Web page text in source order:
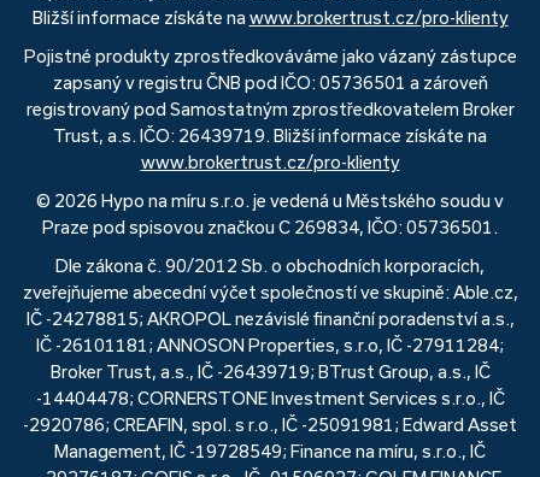
Bližší informace získáte na www.brokertrust.cz/pro-klienty
Pojistné produkty zprostředkováváme jako vázaný zástupce
zapsaný v registru ČNB pod IČO: 05736501 a zároveň
registrovaný pod Samostatným zprostředkovatelem Broker
Trust, a.s. IČO: 26439719. Bližší informace získáte na
www.brokertrust.cz/pro-klienty
© 2026 Hypo na míru s.r.o. je vedená u Městského soudu v
Praze pod spisovou značkou C 269834, IČO: 05736501.
Dle zákona č. 90/2012 Sb. o obchodních korporacích,
zveřejňujeme abecední výčet společností ve skupině: Able.cz,
IČ -24278815; AKROPOL nezávislé finanční poradenství a.s.,
IČ -26101181; ANNOSON Properties, s.r.o, IČ -27911284;
Broker Trust, a.s., IČ -26439719; BTrust Group, a.s., IČ
-14404478; CORNERSTONE Investment Services s.r.o., IČ
-2920786; CREAFIN, spol. s r.o., IČ -25091981; Edward Asset
Management, IČ -19728549; Finance na míru, s.r.o., IČ